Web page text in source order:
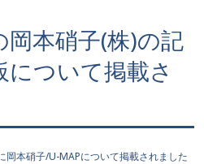
岡本硝子(株)の記
ついて掲載さ
岡本硝子/U-MAPについて掲載されました